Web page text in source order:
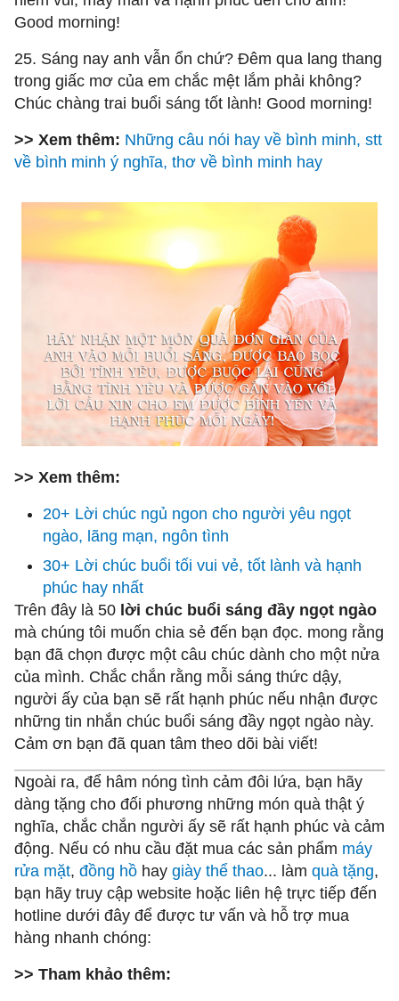
Good morning!
25. Sáng nay anh vẫn ổn chứ? Đêm qua lang thang
trong giấc mơ của em chắc mệt lắm phải không?
Chúc chàng trai buổi sáng tốt lành! Good morning!
>> Xem thêm: Những câu nói hay về bình minh, stt
về bình minh ý nghĩa, thơ về bình minh hay
>> Xem thêm:
20+ Lời chúc ngủ ngon cho người yêu ngọt
ngào, lãng mạn, ngôn tình
30+ Lời chúc buổi tối vui vẻ, tốt lành và hạnh
phúc hay nhất
Trên đây là 50 lời chúc buổi sáng đầy ngọt ngào
mà chúng tôi muốn chia sẻ đến bạn đọc. mong rằng
bạn đã chọn được một câu chúc dành cho một nửa
của mình. Chắc chắn rằng mỗi sáng thức dậy,
người ấy của bạn sẽ rất hạnh phúc nếu nhận được
những tin nhắn chúc buổi sáng đầy ngọt ngào này.
Cảm ơn bạn đã quan tâm theo dõi bài viết!
Ngoài ra, để hâm nóng tình cảm đôi lứa, bạn hãy
dàng tặng cho đối phương những món quà thật ý
nghĩa, chắc chắn người ấy sẽ rất hạnh phúc và cảm
động. Nếu có nhu cầu đặt mua các sản phẩm máy
rửa mặt, đồng hồ hay giày thể thao... làm quà tặng,
bạn hãy truy cập website hoặc liên hệ trực tiếp đến
hotline dưới đây để được tư vấn và hỗ trợ mua
hàng nhanh chóng:
>> Tham khảo thêm: